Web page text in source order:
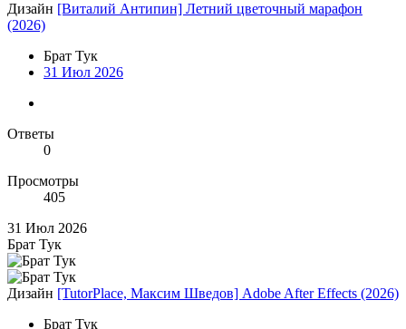
Дизайн [Виталий Антипин] Летний цветочный марафон
(2026)
Брат Тук
31 Июл 2026
Ответы
0
Просмотры
405
31 Июл 2026
Брат Тук
Дизайн [TutorPlace, Максим Шведов] Adobe After Effects (2026)
Брат Тук